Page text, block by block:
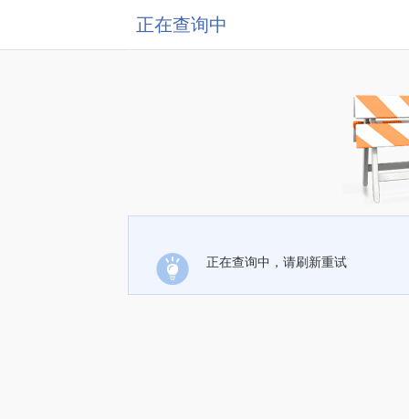
正在查询中
正在查询中，请刷新重试